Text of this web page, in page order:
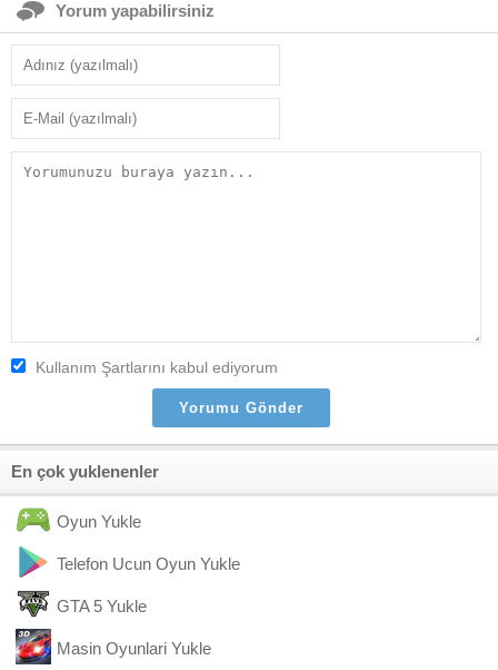
Yorum yapabilirsiniz
Kullanım Şartlarını kabul ediyorum
En çok yuklenenler
Oyun Yukle
Telefon Ucun Oyun Yukle
GTA 5 Yukle
Masin Oyunlari Yukle